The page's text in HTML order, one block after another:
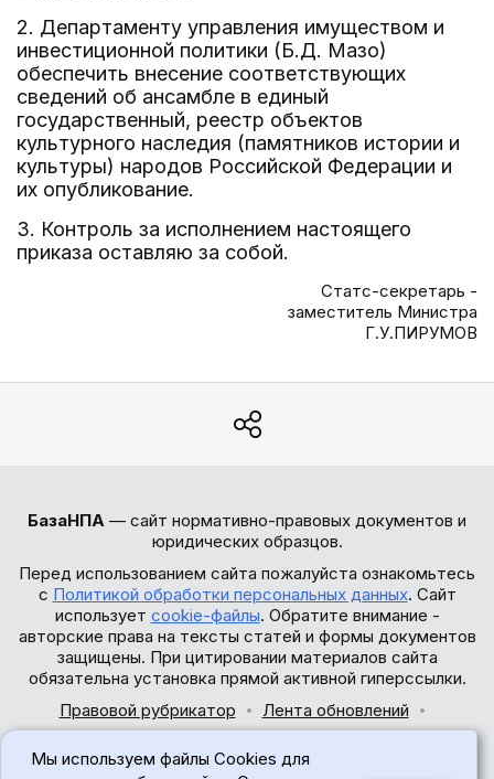
2. Департаменту управления имуществом и
инвестиционной политики (Б.Д. Мазо)
обеспечить внесение соответствующих
сведений об ансамбле в единый
государственный, реестр объектов
культурного наследия (памятников истории и
культуры) народов Российской Федерации и
их опубликование.
3. Контроль за исполнением настоящего
приказа оставляю за собой.
Статс-секретарь -
заместитель Министра
Г.У.ПИРУМОВ
БазаНПА — сайт нормативно-правовых документов и
юридических образцов.
Перед использованием сайта пожалуйста ознакомьтесь
с Политикой обработки персональных данных. Сайт
использует cookie-файлы. Обратите внимание -
авторские права на тексты статей и формы документов
защищены. При цитировании материалов сайта
обязательна установка прямой активной гиперссылки.
Правовой рубрикатор
Лента обновлений
© 2017-2026
Мы используем файлы Cookies для